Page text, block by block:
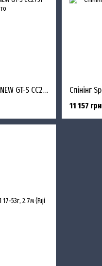
Sportex Carat Seatrout Finesse NEW GT-S CC2751 2.75m 5-29g
11 157 грн